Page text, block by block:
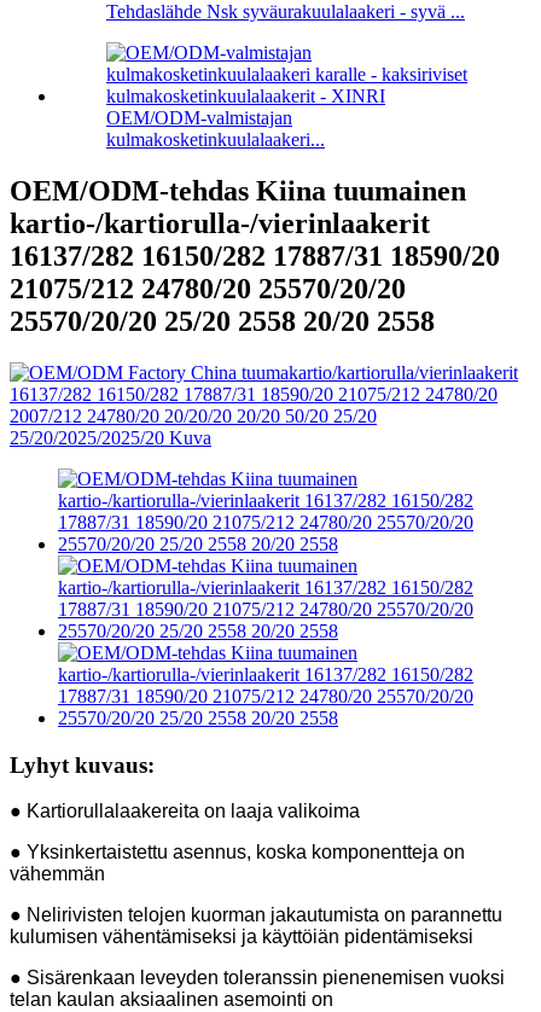
Tehdaslähde Nsk syväurakuulalaakeri - syvä ...
OEM/ODM-valmistajan
kulmakosketinkuulalaakeri...
OEM/ODM-tehdas Kiina tuumainen
kartio-/kartiorulla-/vierinlaakerit
16137/282 16150/282 17887/31 18590/20
21075/212 24780/20 25570/20/20
25570/20/20 25/20 2558 20/20 2558
Lyhyt kuvaus:
● Kartiorullalaakereita on laaja valikoima
● Yksinkertaistettu asennus, koska komponentteja on
vähemmän
● Nelirivisten telojen kuorman jakautumista on parannettu
kulumisen vähentämiseksi ja käyttöiän pidentämiseksi
● Sisärenkaan leveyden toleranssin pienenemisen vuoksi
telan kaulan aksiaalinen asemointi on